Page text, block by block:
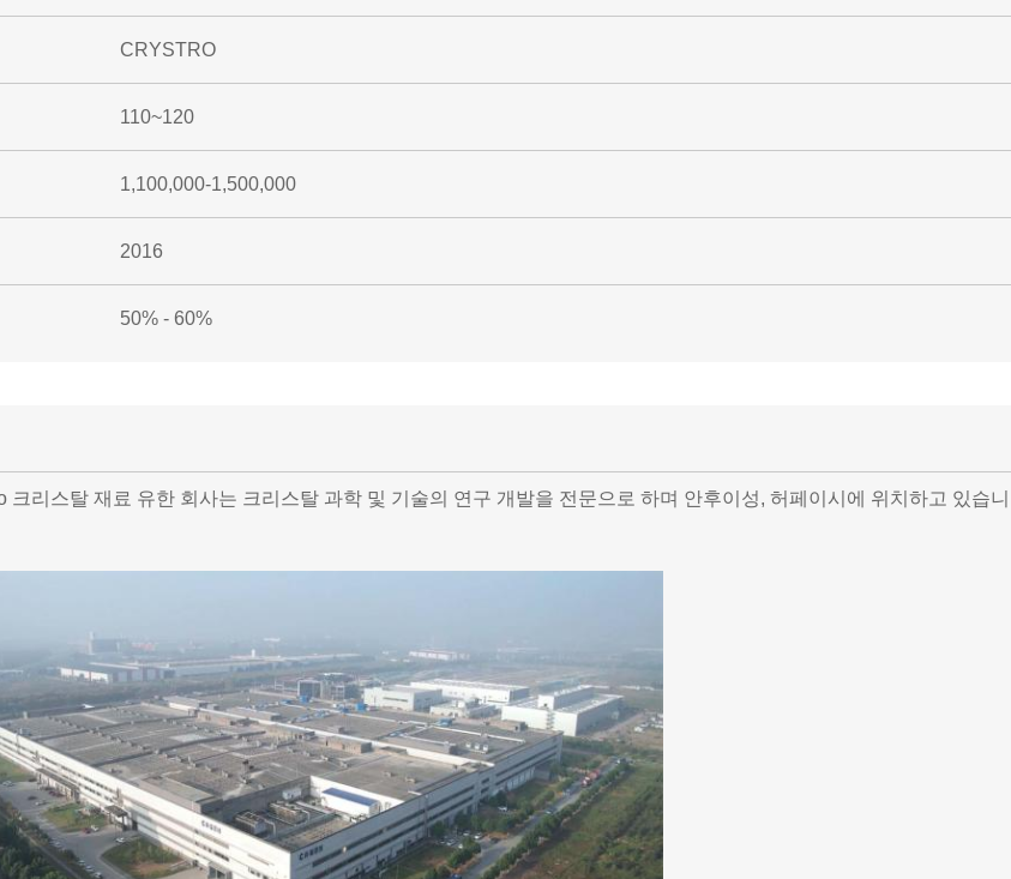
CRYSTRO
110~120
1,100,000-1,500,000
2016
50% - 60%
크리스탈 재료 유한 회사는 크리스탈 과학 및 기술의 연구 개발을 전문으로 하며 안후이성, 허페이시에 위치하고 있습니